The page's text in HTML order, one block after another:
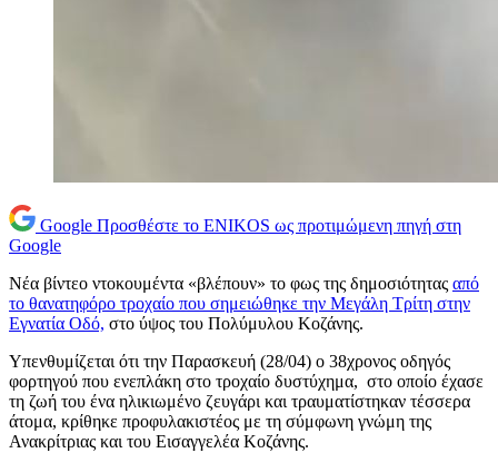
Google Προσθέστε το ENIKOS ως προτιμώμενη πηγή στη
Google
Νέα βίντεο ντοκουμέντα «βλέπουν» το φως της δημοσιότητας από
το θανατηφόρο τροχαίο που σημειώθηκε την Μεγάλη Τρίτη στην
Εγνατία Οδό, στο ύψος του Πολύμυλου Κοζάνης.
Υπενθυμίζεται ότι την Παρασκευή (28/04) ο 38χρονος οδηγός
φορτηγού που ενεπλάκη στο τροχαίο δυστύχημα, στο οποίο έχασε
τη ζωή του ένα ηλικιωμένο ζευγάρι και τραυματίστηκαν τέσσερα
άτομα, κρίθηκε προφυλακιστέος με τη σύμφωνη γνώμη της
Ανακρίτριας και του Εισαγγελέα Κοζάνης.